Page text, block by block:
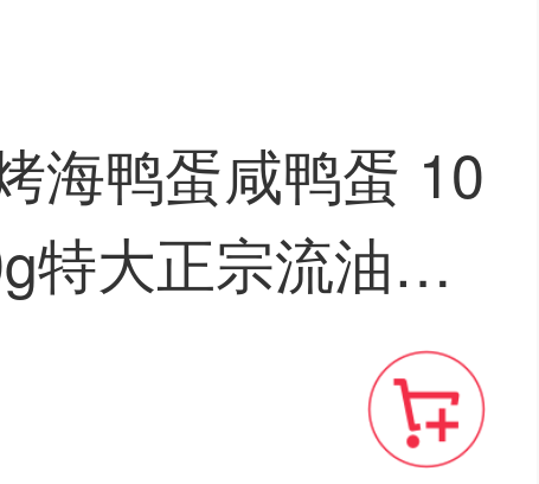
海鸭蛋咸鸭蛋 10
特大正宗流油烤
东红树林整箱包